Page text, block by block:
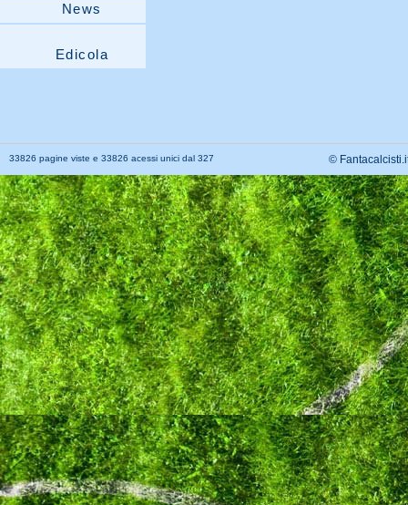
News
Edicola
33826 pagine viste e 33826 acessi unici dal 327 ©